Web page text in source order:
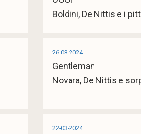
Boldini, De Nittis e i
26-03-2024
Gentleman
Novara, De Nittis e
22-03-2024